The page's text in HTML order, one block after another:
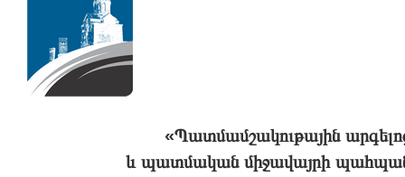
«Պատմամշակութային
և պատմական միջավայրի